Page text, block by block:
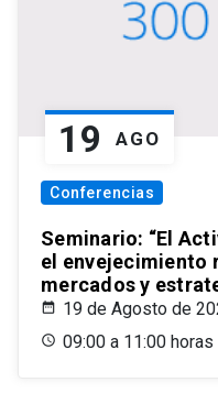
19 AGO
Conferencias
Seminario: “El
el envejecimiento
mercados y
19 de Agosto de
09:00 a 11:00 horas